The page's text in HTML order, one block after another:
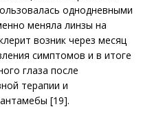
однодневными
меняла линзы на
возник через месяц
симптомов и в итоге
глаза после
терапии и
[19].